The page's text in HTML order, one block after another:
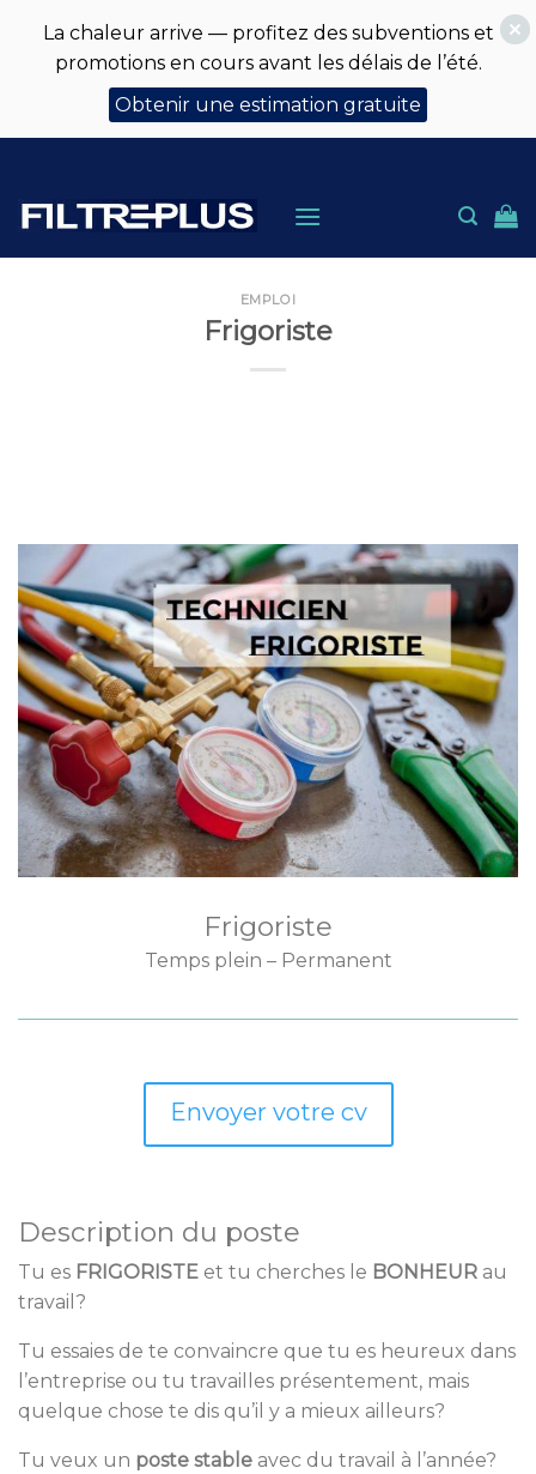
content
EMPLOI
Frigoriste
Frigoriste
Temps plein – Permanent
Envoyer votre cv
Description du poste
Tu es FRIGORISTE et tu cherches le BONHEUR au
travail?
Tu essaies de te convaincre que tu es heureux dans
l’entreprise ou tu travailles présentement, mais
quelque chose te dis qu’il y a mieux ailleurs?
Tu veux un poste stable avec du travail à l’année?
La chaleur arrive — profitez des subventions et
promotions en cours avant les délais de l’été.
Obtenir une estimation gratuite